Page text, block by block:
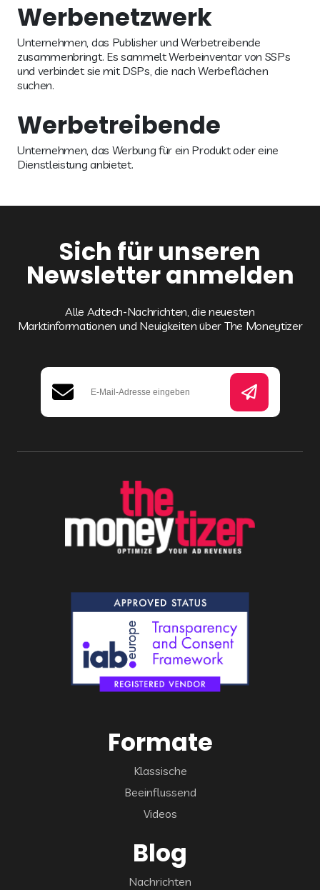
Werbenetzwerk
Unternehmen, das Publisher und Werbetreibende
zusammenbringt. Es sammelt Werbeinventar von SSPs
und verbindet sie mit DSPs, die nach Werbeflächen
suchen.
Werbetreibende
Unternehmen, das Werbung für ein Produkt oder eine
Dienstleistung anbietet.
Sich für unseren
Newsletter anmelden
Alle Adtech-Nachrichten, die neuesten
Marktinformationen und Neuigkeiten über The Moneytizer
Formate
Klassische
Beeinflussend
Videos
Blog
Nachrichten